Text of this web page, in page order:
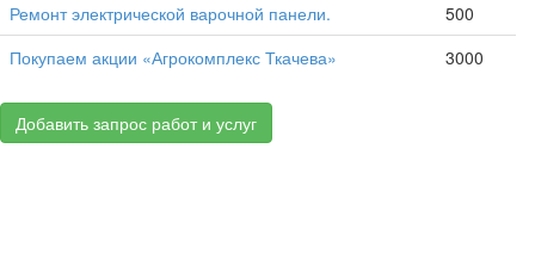
Ремонт электрической варочной панели.
500
Покупаем акции «Агрокомплекс Ткачева»
3000
Добавить запрос работ и услуг